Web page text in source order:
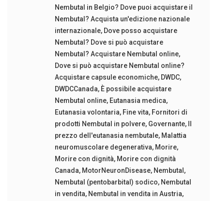
Nembutal in Belgio? Dove puoi acquistare il
Nembutal? Acquista un'edizione nazionale
internazionale, Dove posso acquistare
Nembutal? Dove si può acquistare
Nembutal? Acquistare Nembutal online,
Dove si può acquistare Nembutal online?
Acquistare capsule economiche, DWDC,
DWDCCanada, È possibile acquistare
Nembutal online, Eutanasia medica,
Eutanasia volontaria, Fine vita, Fornitori di
prodotti Nembutal in polvere, Governante,
prezzo dell'eutanasia nembutale, Malattia
neuromuscolare degenerativa, Morire,
Morire con dignità, Morire con dignità
Canada, MotorNeuronDisease, Nembutal ,
Nembutal (pentobarbital) sodico, Nembutal
in vendita, Nembutal in vendita in Austria,